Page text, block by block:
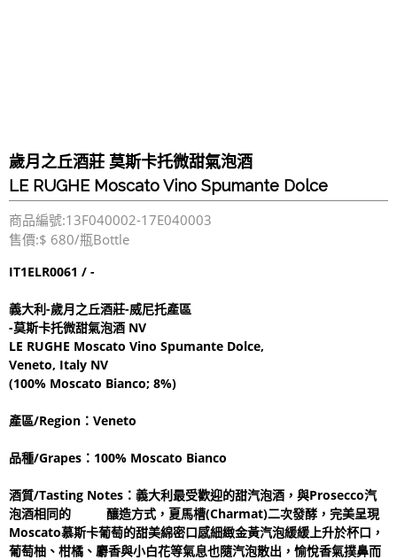
歲月之丘酒莊 莫斯卡托微甜氣泡酒
LE RUGHE Moscato Vino Spumante Dolce
商品編號:13F040002-17E040003
售價:$ 680/瓶Bottle
IT1ELR0061 / -
義大利-歲月之丘酒莊-威尼托產區
-莫斯卡托微甜氣泡酒 NV
LE RUGHE Moscato Vino Spumante Dolce,
Veneto, Italy NV
(100% Moscato Bianco; 8%)
產區/Region：Veneto
品種/Grapes：100% Moscato Bianco
酒質/Tasting Notes：義大利最受歡迎的甜汽泡酒，與Prosecco汽
泡酒相同的 釀造方式，夏馬槽(Charmat)二次發酵，完美呈現
Moscato慕斯卡葡萄的甜美綿密口感細緻金黃汽泡緩緩上升於杯口，
葡萄柚、柑橘、麝香與小白花等氣息也隨汽泡散出，愉悅香氣撲鼻而